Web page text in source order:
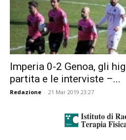
Imperia 0-2 Genoa, gli
partita e le interviste –...
Redazione - 21 Mar 2019 23:27